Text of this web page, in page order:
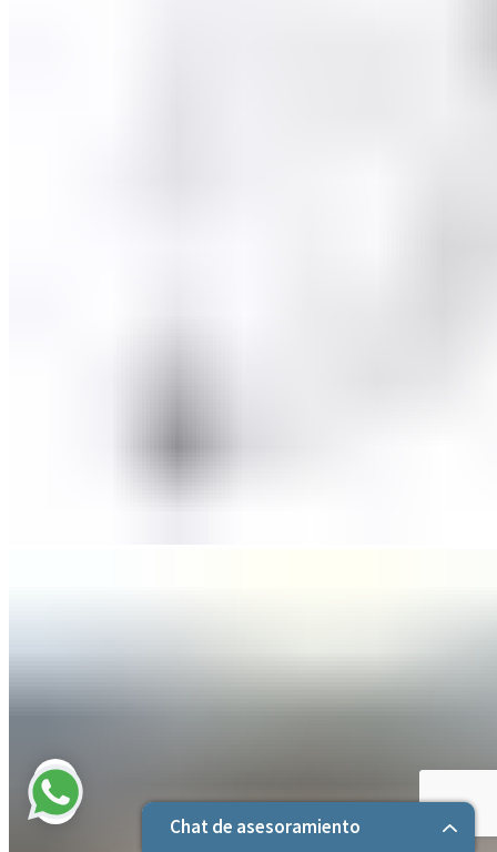
Chat de asesoramiento